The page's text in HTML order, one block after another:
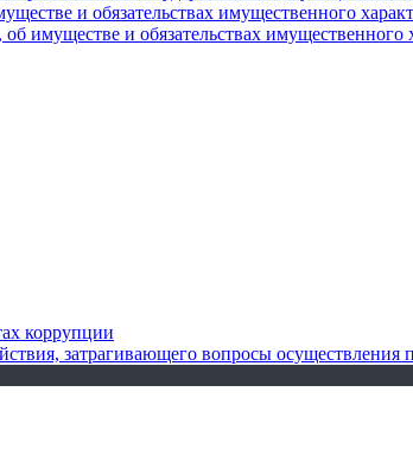
и обязательствах имущественного
имуществе и обязательствах имущественного
коррупции
затрагивающего вопросы